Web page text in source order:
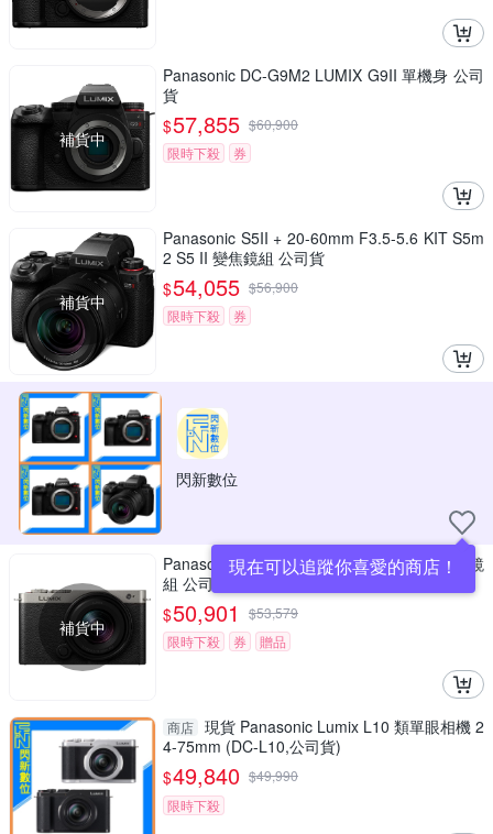
補貨中
Panasonic DC-G9M2 LUMIX G9II 單機身 公司
貨
$57,855 $60,900
限時下殺
券
補貨中
Panasonic S5II + 20-60mm F3.5-5.6 KIT S5m
2 S5 II 變焦鏡組 公司貨
$54,055 $56,900
限時下殺
券
閃新數位
現在可以追蹤你喜愛的商店！
補貨中
Panasonic LUMIX S9N S9 + 18-40mm 變焦鏡
組 公司貨
$50,901 $53,579
限時下殺
券 贈品
商店 現貨 Panasonic Lumix L10 類單眼相機 2
4-75mm (DC-L10,公司貨)
$49,840 $49,990
限時下殺